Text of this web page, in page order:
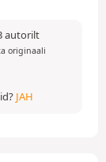
autorilt
originaali
JAH